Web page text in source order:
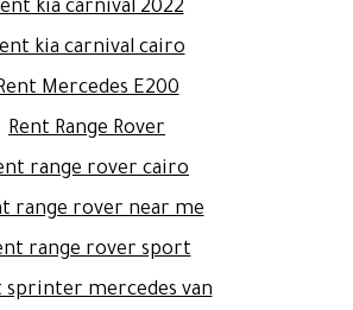
kia carnival 2022
kia carnival cairo
Mercedes E200
Rent Range Rover
range rover cairo
range rover near me
range rover sport
mercedes van